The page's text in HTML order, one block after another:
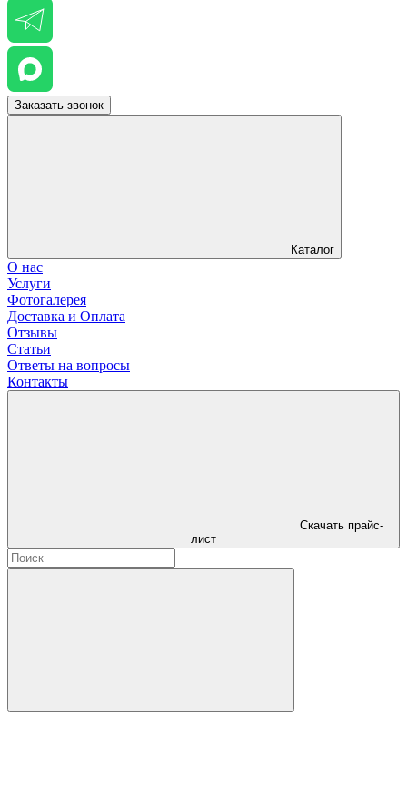
Заказать звонок
Каталог
О нас
Услуги
Фотогалерея
Доставка и Оплата
Отзывы
Статьи
Ответы на вопросы
Контакты
Скачать прайс-
лист